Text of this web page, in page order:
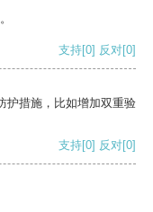
支持[0] 反对[0]
护措施，比如增加双重验
支持[0] 反对[0]